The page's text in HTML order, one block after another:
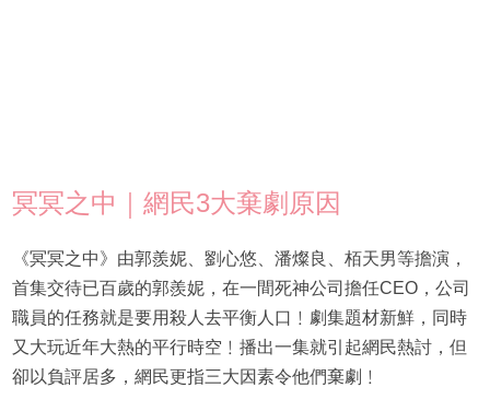
冥冥之中｜網民3大棄劇原因
《冥冥之中》由郭羨妮、劉心悠、潘燦良、栢天男等擔演，
首集交待已百歲的郭羨妮，在一間死神公司擔任CEO，公司
職員的任務就是要用殺人去平衡人口﹗劇集題材新鮮，同時
又大玩近年大熱的平行時空﹗播出一集就引起網民熱討，但
卻以負評居多，網民更指三大因素令他們棄劇﹗